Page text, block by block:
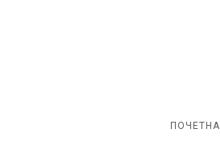
ПОЧЕТНА